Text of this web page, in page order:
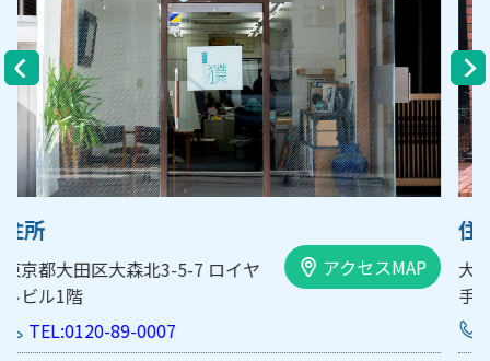
住所
大阪市中央区内平野町1-1-5 西大
手前ビル103号
アクセスMAP
TEL:0120-89-0007